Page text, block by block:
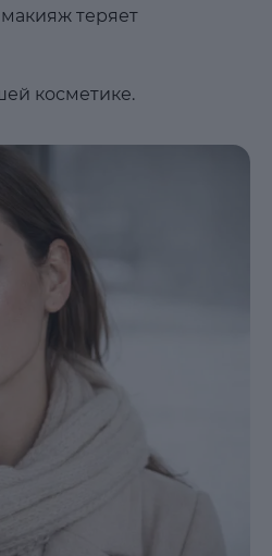
теряет
косметике.